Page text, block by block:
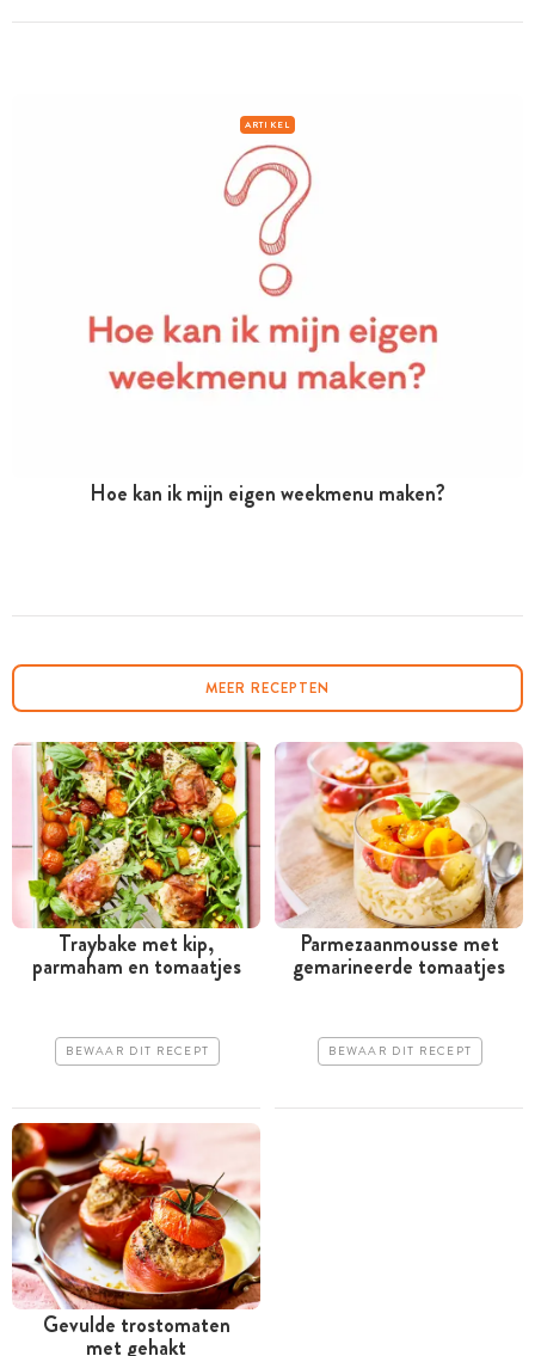
ARTIKEL
Hoe kan ik mijn eigen weekmenu maken?
MEER RECEPTEN
Traybake met kip,
parmaham en tomaatjes
BEWAAR DIT RECEPT
Parmezaanmousse met
gemarineerde tomaatjes
BEWAAR DIT RECEPT
Gevulde trostomaten
met gehakt